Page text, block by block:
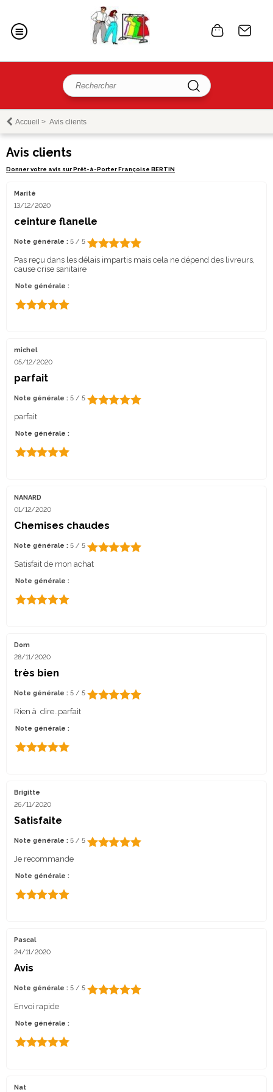
Accueil > Avis clients
Avis clients
Donner votre avis sur Prêt-à-Porter Françoise BERTIN
Marité
13/12/2020
ceinture flanelle
Note générale : 5 / 5
Pas reçu dans les délais impartis mais cela ne dépend des livreurs,
cause crise sanitaire
Note générale :
michel
05/12/2020
parfait
Note générale : 5 / 5
parfait
Note générale :
NANARD
01/12/2020
Chemises chaudes
Note générale : 5 / 5
Satisfait de mon achat
Note générale :
Dom
28/11/2020
très bien
Note générale : 5 / 5
Rien à dire..parfait
Note générale :
Brigitte
26/11/2020
Satisfaite
Note générale : 5 / 5
Je recommande
Note générale :
Pascal
24/11/2020
Avis
Note générale : 5 / 5
Envoi rapide
Note générale :
Nat